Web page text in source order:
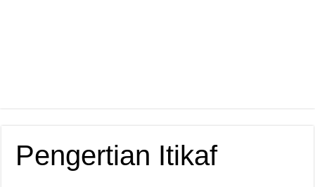
Pengertian Itikaf